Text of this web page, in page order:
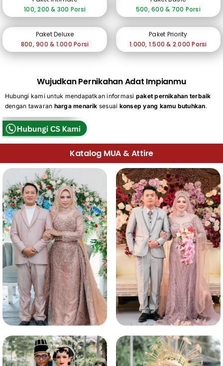
100, 200 & 300 Porsi
500, 600 & 700 Porsi
Paket Deluxe
800, 900 & 1.000 Porsi
Paket Priority
1.000, 1.500 & 2.000 Porsi
Wujudkan Pernikahan Adat Impianmu
Hubungi kami untuk mendapatkan informasi paket pernikahan terbaik
dengan tawaran harga menarik sesuai konsep yang kamu butuhkan.
Katalog MUA & Attire